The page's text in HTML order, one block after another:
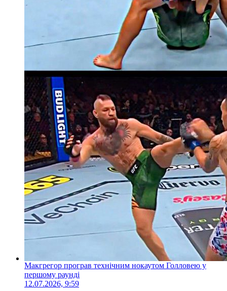
Макгрегор програв технічним нокаутом Голловею у
першому раунді
12.07.2026, 9:59